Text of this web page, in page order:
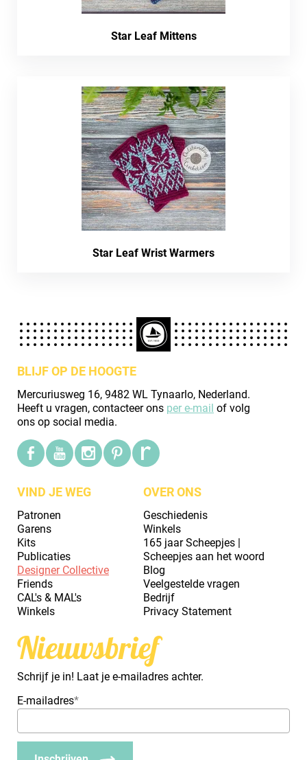
Star Leaf Mittens
Star Leaf Wrist Warmers
BLIJF OP DE HOOGTE
Mercuriusweg 16, 9482 WL Tynaarlo, Nederland.
Heeft u vragen, contacteer ons per e-mail of volg
ons op social media.
VIND JE WEG
Patronen
Garens
Kits
Publicaties
Designer Collective
Friends
CAL's & MAL's
Winkels
OVER ONS
Geschiedenis
Winkels
165 jaar Scheepjes |
Scheepjes aan het woord
Blog
Veelgestelde vragen
Bedrijf
Privacy Statement
Nieuwsbrief
Schrijf je in! Laat je e-mailadres achter.
E-mailadres*